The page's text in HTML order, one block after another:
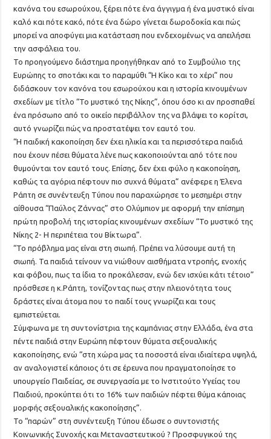
κανόνα του εσωρούχου, ξέρει πότε ένα άγγιγμα ή ένα μυστικό είναι
καλό και πότε κακό, πότε ένα δώρο γίνεται δωροδοκία και πώς
μπορεί να αποφύγει μια κατάσταση που ενδεχομένως να απειλήσει
την ασφάλεια του.
Το προηγούμενο διάστημα προηγήθηκαν από το Συμβούλιο της
Ευρώπης το σποτάκι και το παραμύθι “Η Κίκο και το χέρι” που
διδάσκουν τον κανόνα του εσωρούχου και η ιστορία κινουμένων
σχεδίων με τίτλο “Το μυστικό της Νίκης”, όπου όσο κι αν προσπαθεί
ένα πρόσωπο από το οικείο περιβάλλον της να βλάψει το κορίτσι,
αυτό γνωρίζει πώς να προστατέψει τον εαυτό του.
“Η παιδική κακοποίηση δεν έχει ηλικία και τα περισσότερα παιδιά
που έχουν πέσει θύματα λένε πως κακοποιούνται από τότε που
θυμούνται τον εαυτό τους. Επίσης, δεν έχει φύλο η κακοποίηση,
καθώς τα αγόρια πέφτουν πιο συχνά θύματα” ανέφερε η Έλενα
Ράπτη σε συνέντευξη Τύπου που παραχώρησε το μεσημέρι στην
αίθουσα “Παύλος Ζάννας” στο Ολύμπιον με αφορμή την επίσημη
πρώτη προβολή της ιστορίας κινουμένων σχεδίων “Το μυστικό της
Νίκης 2- Η περιπέτεια του Βίκτωρα”.
“Το πρόβλημα μας είναι στη σιωπή. Πρέπει να λύσουμε αυτή τη
σιωπή. Τα παιδιά τείνουν να νιώθουν αισθήματα ντροπής, ενοχής
και φόβου, πως τα ίδια το προκάλεσαν, ενώ δεν ισχύει κάτι τέτοιο”
πρόσθεσε η κ.Ράπτη, τονίζοντας πως στην πλειονότητα τους
δράστες είναι άτομα που το παιδί τους γνωρίζει και τους
εμπιστεύεται.
Σύμφωνα με τη συντονίστρια της καμπάνιας στην Ελλάδα, ένα στα
πέντε παιδιά στην Ευρώπη πέφτουν θύματα σεξουαλικής
κακοποίησης, ενώ “στη χώρα μας τα ποσοστά είναι ιδιαίτερα υψηλά,
αν αναλογιστεί κάποιος ότι σε έρευνα που πραγματοποίησε το
υπουργείο Παιδείας, σε συνεργασία με το Ινστιτούτο Υγείας του
Παιδιού, προκύπτει ότι το 16% των παιδιών πέφτει θύμα κάποιας
μορφής σεξουαλικής κακοποίησης”.
Το “παρών” στη συνέντευξη Τύπου έδωσε ο συντονιστής
Κοινωνικής Συνοχής και Μεταναστευτικού ? Προσφυγικού της